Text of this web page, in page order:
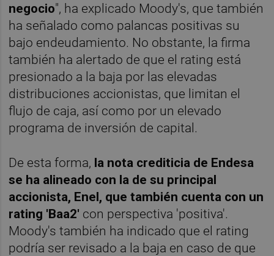
negocio", ha explicado Moody's, que también
ha señalado como palancas positivas su
bajo endeudamiento. No obstante, la firma
también ha alertado de que el rating está
presionado a la baja por las elevadas
distribuciones accionistas, que limitan el
flujo de caja, así como por un elevado
programa de inversión de capital.
De esta forma, la nota crediticia de Endesa
se ha alineado con la de su principal
accionista, Enel, que también cuenta con un
rating 'Baa2' con perspectiva 'positiva'.
Moody's también ha indicado que el rating
podría ser revisado a la baja en caso de que